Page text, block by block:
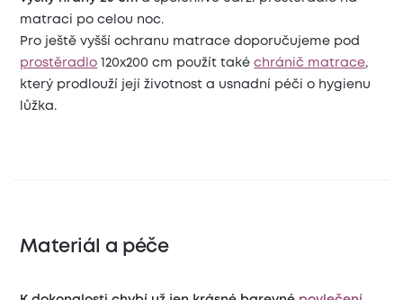
matraci po celou noc.
Pro ještě vyšší ochranu matrace doporučujeme pod
prostěradlo 120x200 cm použít takéchránič matrace,
který prodlouží její životnost a usnadní péči o hygienu
lůžka.
Materiál a péče